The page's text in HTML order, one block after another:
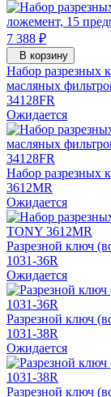
7 388 ₽
В корзину
Набор разрезных
масляных
34128FR
Ожидается
Набор разрезных
3612MR
Ожидается
Разрезной ключ
1031-36R
Ожидается
Разрезной ключ
1031-38R
Ожидается
Разрезной ключ